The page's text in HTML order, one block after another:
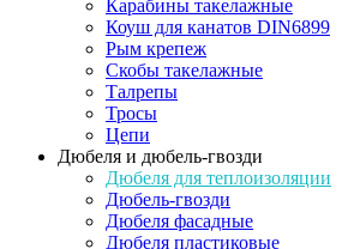
Карабины такелажные
Коуш для канатов DIN6899
Рым крепеж
Скобы такелажные
Талрепы
Тросы
Цепи
Дюбеля и дюбель-гвозди
Дюбеля для теплоизоляции
Дюбель-гвозди
Дюбеля фасадные
Дюбеля пластиковые